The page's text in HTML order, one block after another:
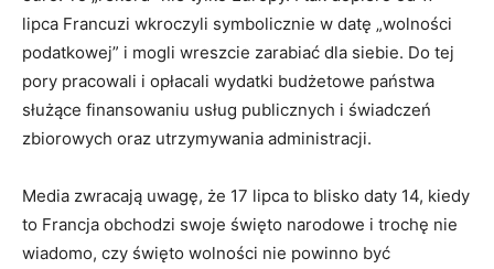
lipca Francuzi wkroczyli symbolicznie w datę „wolności
podatkowej” i mogli wreszcie zarabiać dla siebie. Do tej
pory pracowali i opłacali wydatki budżetowe państwa
służące finansowaniu usług publicznych i świadczeń
zbiorowych oraz utrzymywania administracji.
Media zwracają uwagę, że 17 lipca to blisko daty 14, kiedy
to Francja obchodzi swoje święto narodowe i trochę nie
wiadomo, czy święto wolności nie powinno być